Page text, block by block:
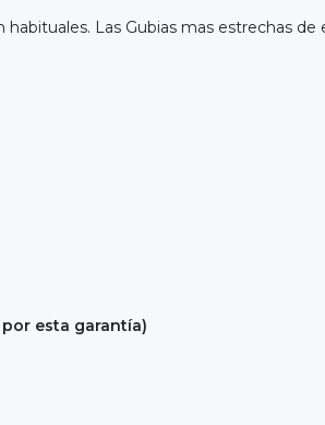
Las Gubias mas estrechas
esta garantía)